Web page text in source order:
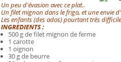
Un peu d'évasion avec ce plat..
Un filet mignon dans le frigo, et une envie
Les enfants (des ados) pourtant très
INGREDIENTS :
500 g de filet mignon de ferme
1 carotte
1 oignon
30 g de beurre